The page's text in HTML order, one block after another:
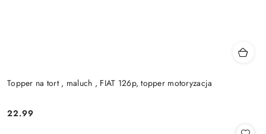
Topper na tort , maluch , FIAT 126p, topper motoryzacja
Cena:
22.99